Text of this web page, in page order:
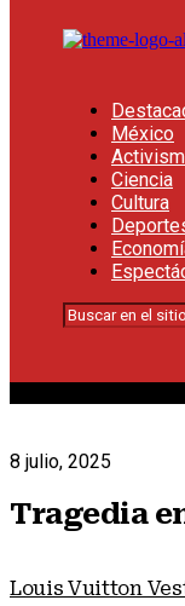
México
Ciencia
Cultura
8 julio, 2025
Tragedia
Louis Vuitton